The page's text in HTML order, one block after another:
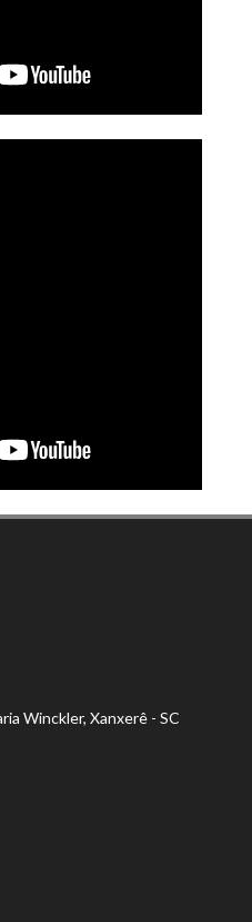
Winckler, Xanxerê - SC